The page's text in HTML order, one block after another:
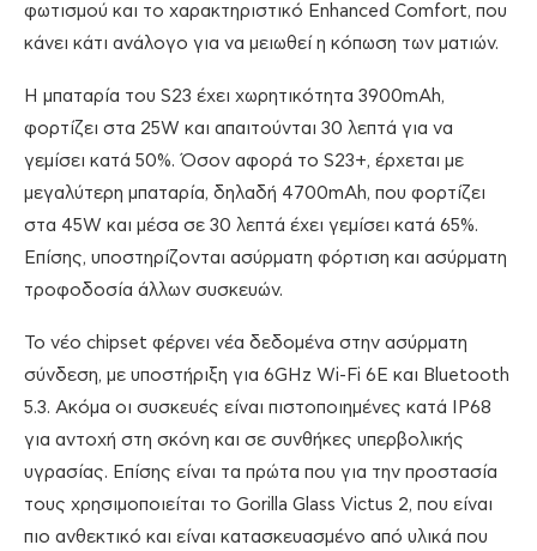
φωτισμού και το χαρακτηριστικό Enhanced Comfort, που
κάνει κάτι ανάλογο για να μειωθεί η κόπωση των ματιών.
Η μπαταρία του S23 έχει χωρητικότητα 3900mAh,
φορτίζει στα 25W και απαιτούνται 30 λεπτά για να
γεμίσει κατά 50%. Όσον αφορά το S23+, έρχεται με
μεγαλύτερη μπαταρία, δηλαδή 4700mAh, που φορτίζει
στα 45W και μέσα σε 30 λεπτά έχει γεμίσει κατά 65%.
Επίσης, υποστηρίζονται ασύρματη φόρτιση και ασύρματη
τροφοδοσία άλλων συσκευών.
Το νέο chipset φέρνει νέα δεδομένα στην ασύρματη
σύνδεση, με υποστήριξη για 6GHz Wi-Fi 6E και Bluetooth
5.3. Ακόμα οι συσκευές είναι πιστοποιημένες κατά IP68
για αντοχή στη σκόνη και σε συνθήκες υπερβολικής
υγρασίας. Επίσης είναι τα πρώτα που για την προστασία
τους χρησιμοποιείται το Gorilla Glass Victus 2, που είναι
πιο ανθεκτικό και είναι κατασκευασμένο από υλικά που